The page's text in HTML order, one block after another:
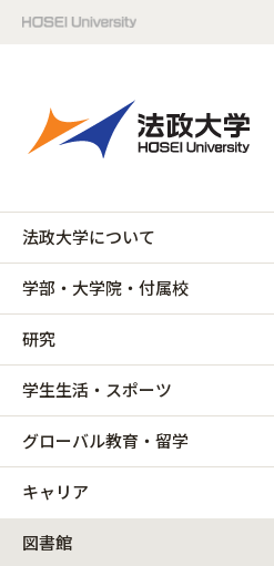
法政大学について
学部・大学院・付属校
研究
学生生活・スポーツ
グローバル教育・留学
キャリア
図書館